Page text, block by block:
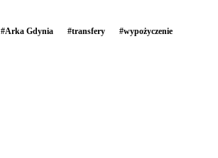
#Arka Gdynia #transfery #wypożyczenie